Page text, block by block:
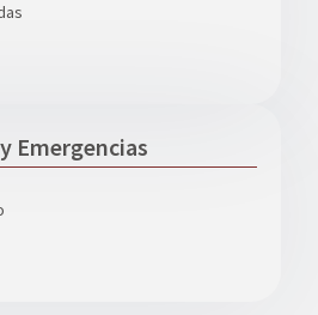
Emergencias